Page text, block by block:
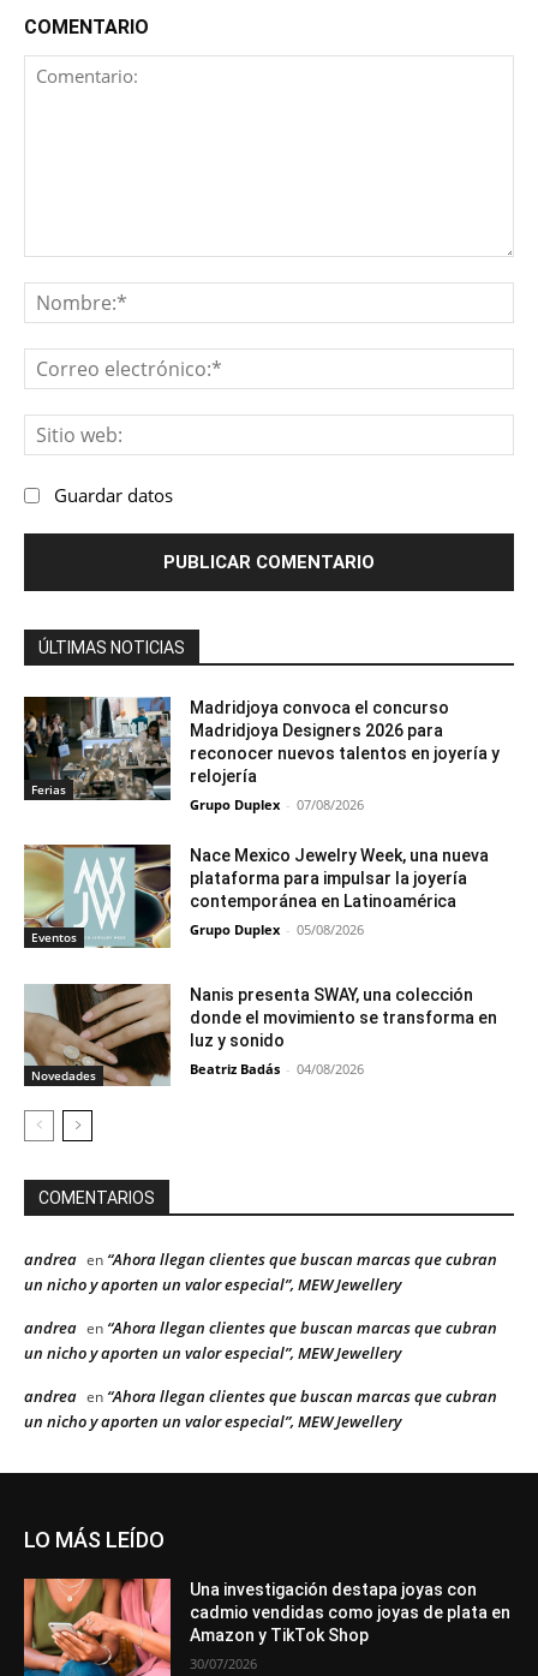
COMENTARIO
Guardar datos
ÚLTIMAS NOTICIAS
Ferias
Madridjoya convoca el concurso
Madridjoya Designers 2026 para
reconocer nuevos talentos en joyería y
relojería
Grupo Duplex - 07/08/2026
Eventos
Nace Mexico Jewelry Week, una nueva
plataforma para impulsar la joyería
contemporánea en Latinoamérica
Grupo Duplex - 05/08/2026
Novedades
Nanis presenta SWAY, una colección
donde el movimiento se transforma en
luz y sonido
Beatriz Badás - 04/08/2026
COMENTARIOS
andrea en “Ahora llegan clientes que buscan marcas que cubran
un nicho y aporten un valor especial”, MEW Jewellery
andrea en “Ahora llegan clientes que buscan marcas que cubran
un nicho y aporten un valor especial”, MEW Jewellery
andrea en “Ahora llegan clientes que buscan marcas que cubran
un nicho y aporten un valor especial”, MEW Jewellery
LO MÁS LEÍDO
Una investigación destapa joyas con
cadmio vendidas como joyas de plata en
Amazon y TikTok Shop
30/07/2026